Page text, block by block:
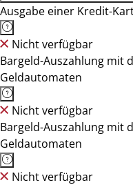
Ausgabe einer Kredit-
Nicht verfügbar
Bargeld-Auszahlung mit
Geldautomaten
Nicht verfügbar
Bargeld-Auszahlung mit
Geldautomaten
Nicht verfügbar